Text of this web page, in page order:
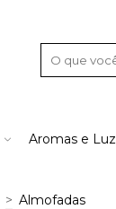
Aromas e Luz
> Almofadas